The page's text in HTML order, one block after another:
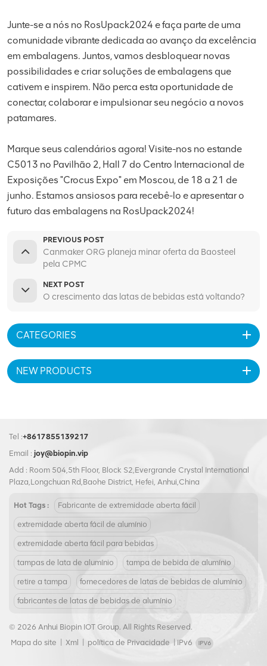
Junte-se a nós no RosUpack2024 e faça parte de uma
comunidade vibrante dedicada ao avanço da excelência
em embalagens. Juntos, vamos desbloquear novas
possibilidades e criar soluções de embalagens que
cativem e inspirem. Não perca esta oportunidade de
conectar, colaborar e impulsionar seu negócio a novos
patamares.
Marque seus calendários agora! Visite-nos no estande
C5013 no Pavilhão 2, Hall 7 do Centro Internacional de
Exposições "Crocus Expo" em Moscou, de 18 a 21 de
junho. Estamos ansiosos para recebê-lo e apresentar o
futuro das embalagens na RosUpack2024!
PREVIOUS POST
Canmaker ORG planeja minar oferta da Baosteel
pela CPMC
NEXT POST
O crescimento das latas de bebidas está voltando?
CATEGORIES
NEW PRODUCTS
Tel :+8617855139217
Email : joy@biopin.vip
Add : Room 504,5th Floor, Block S2,Evergrande Crystal International
Plaza,Longchuan Rd,Baohe District, Hefei, Anhui,China
Hot Tags : Fabricante de extremidade aberta fácil
extremidade aberta fácil de alumínio
extremidade aberta fácil para bebidas
tampas de lata de alumínio tampa de bebida de alumínio
retire a tampa fornecedores de latas de bebidas de alumínio
fabricantes de latas de bebidas de alumínio
© 2026 Anhui Biopin IOT Group. All Rights Reserved.
Mapa do site
Xml política de Privacidade IPv6